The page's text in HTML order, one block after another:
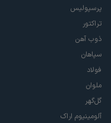
پرسپولیس
تراکتور
ذوب آهن
سپاهان
فولاد
ملوان
گل‌گهر
آلومینیوم اراک